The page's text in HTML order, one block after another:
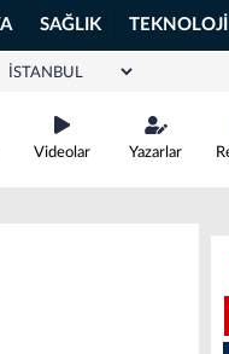
SAĞLIK TEKNOLOJİ
Videolar Yazarlar